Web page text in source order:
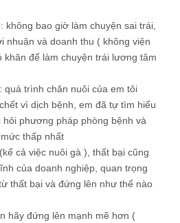
bao giờ làm chuyện sai trái,
nhuận và doanh thu ( không viện
khăn để làm chuyện trái lương tâm
quá trình chăn nuôi của em tôi
vì dịch bệnh, em đã tự tìm hiểu
phương pháp phòng bệnh và
thấp nhất
cả việc nuôi gà ), thất bại cũng
của doanh nghiệp, quan trọng
thất bại và đứng lên như thế nào
hãy đứng lên mạnh mẽ hơn (